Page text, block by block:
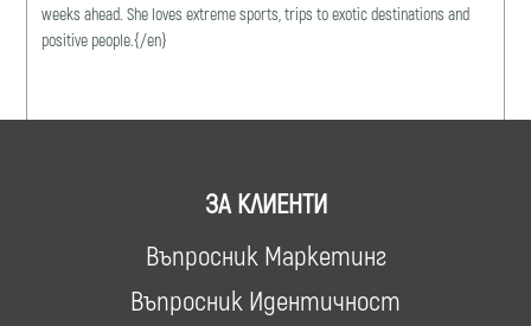
weeks ahead. She loves extreme sports, trips to exotic destinations and
positive people.{/en}
ЗА КЛИЕНТИ
Въпросник Маркетинг
Въпросник Идентичност